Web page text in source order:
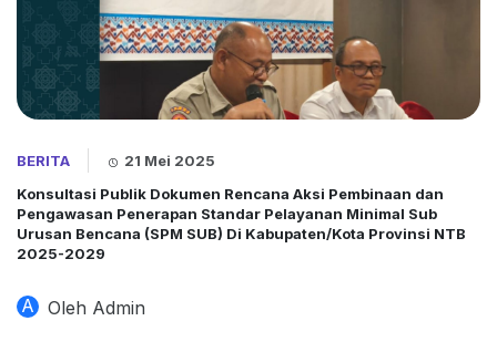
BERITA
21 Mei 2025
Konsultasi Publik Dokumen Rencana Aksi Pembinaan dan
Pengawasan Penerapan Standar Pelayanan Minimal Sub
Urusan Bencana (SPM SUB) Di Kabupaten/Kota Provinsi NTB
2025-2029
A Oleh Admin